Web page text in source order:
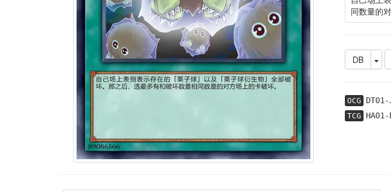
同数量的
DB
OCG
TCG